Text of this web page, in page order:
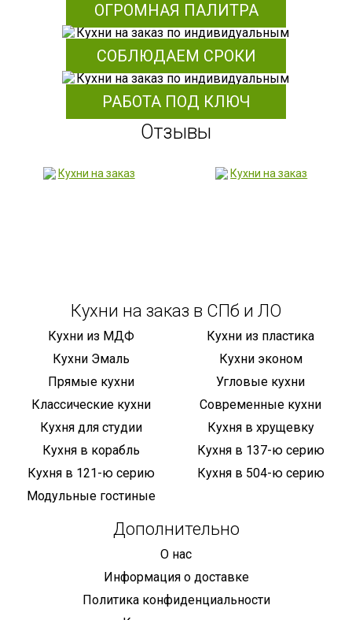
ОГРОМНАЯ ПАЛИТРА
СОБЛЮДАЕМ СРОКИ
РАБОТА ПОД КЛЮЧ
Отзывы
Кухни на заказ в СПб и ЛО
Кухни из МДФ
Кухни из пластика
Кухни Эмаль
Кухни эконом
Прямые кухни
Угловые кухни
Классические кухни
Современные кухни
Кухня для студии
Кухня в хрущевку
Кухня в корабль
Кухня в 137-ю серию
Кухня в 121-ю серию
Кухня в 504-ю серию
Модульные гостиные
Дополнительно
О нас
Информация о доставке
Политика конфиденциальности